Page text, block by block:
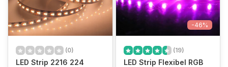
(0)
LED Strip 2216 224
-46%
(19)
LED Strip Flexibel RGB